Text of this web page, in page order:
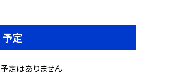
予定
予定はありません